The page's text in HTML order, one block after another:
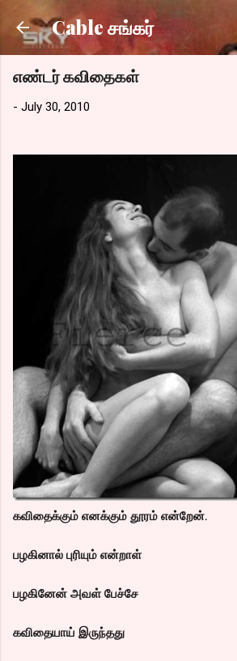
Skip to main content
Cable சங்கர்
எண்டர் கவிதைகள்
- July 30, 2010
கவிதைக்கும் எனக்கும் தூரம் என்றேன்.
பழகினால் புரியும் என்றாள்
பழகினேன் அவள் பேச்சே
கவிதையாய் இருந்தது